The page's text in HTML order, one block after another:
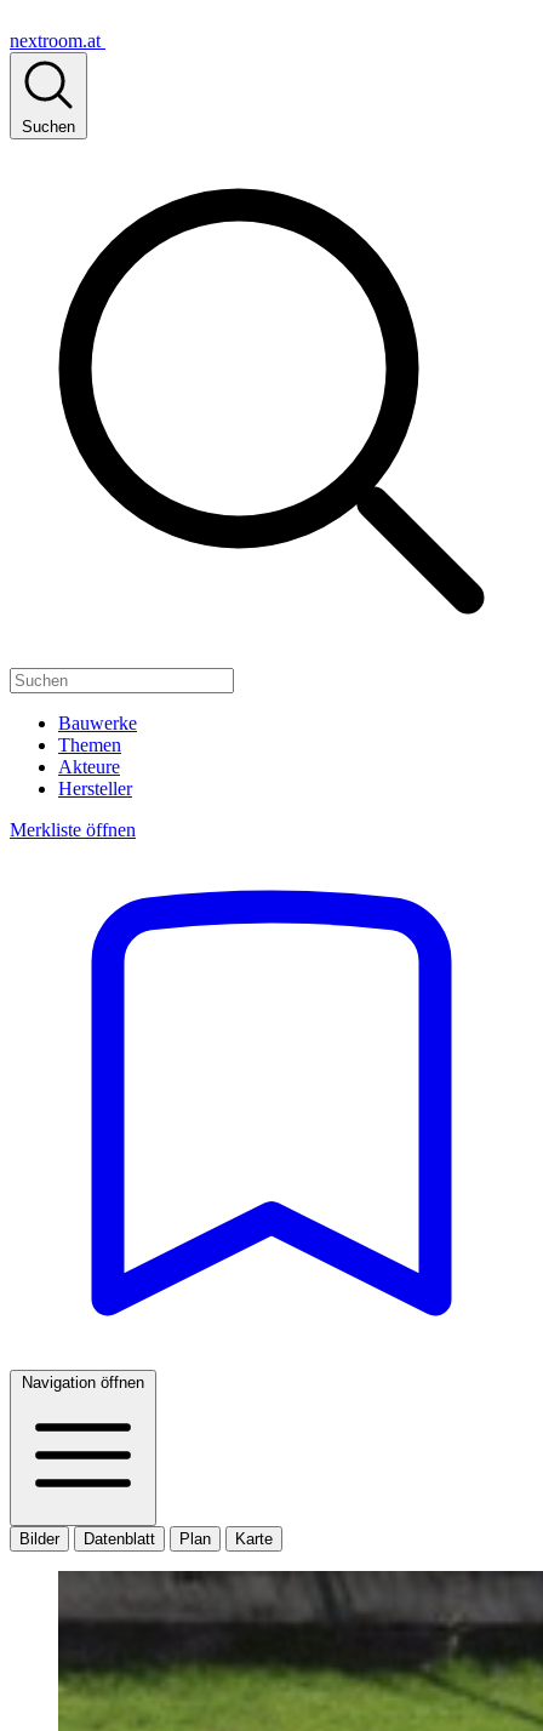
nextroom.at
Suchen
Bauwerke
Themen
Akteure
Hersteller
Merkliste öffnen
Navigation öffnen
Bilder Datenblatt Plan Karte